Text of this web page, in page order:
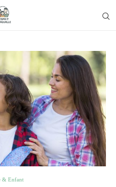
& Enfant